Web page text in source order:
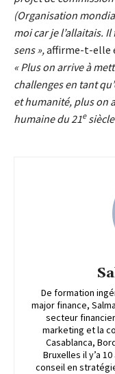
(Organisation
moi car je l’allaitais.
sens »,affirme-t-elle
« Plus on arrive à
challenges en tant
et humanité, plus on
humaine du 21e
De formation
major finance,
secteur
marketing et la
Casablanca,
Bruxelles il y’a
conseil en